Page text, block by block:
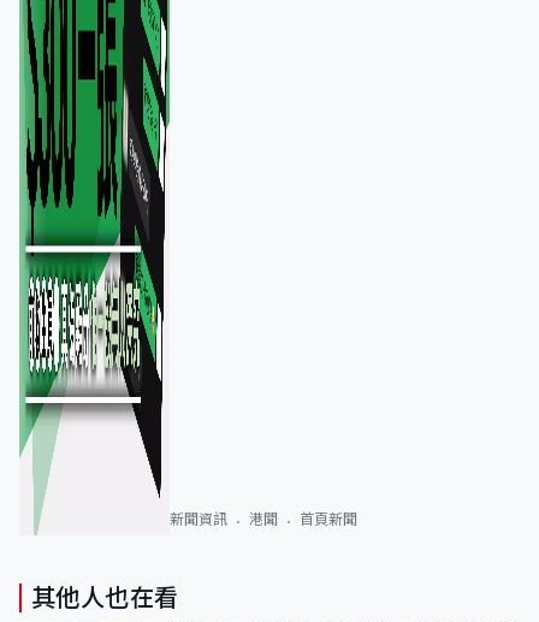
新聞資訊 港聞 首頁新聞
其他人也在看